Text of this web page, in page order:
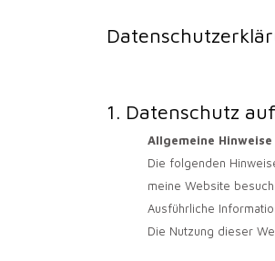
1. Datenschutz
Allgemeine Hinweise
Die folgenden
meine Website
Ausführliche
Die Nutzung dieser